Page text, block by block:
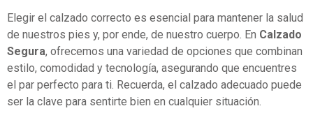
Elegir el calzado correcto es esencial para mantener la salud
de nuestros pies y, por ende, de nuestro cuerpo. En Calzado
Segura, ofrecemos una variedad de opciones que combinan
estilo, comodidad y tecnología, asegurando que encuentres
el par perfecto para ti. Recuerda, el calzado adecuado puede
ser la clave para sentirte bien en cualquier situación.